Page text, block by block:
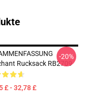
Rucksack RB2709
£ - 32,78 £
-20%